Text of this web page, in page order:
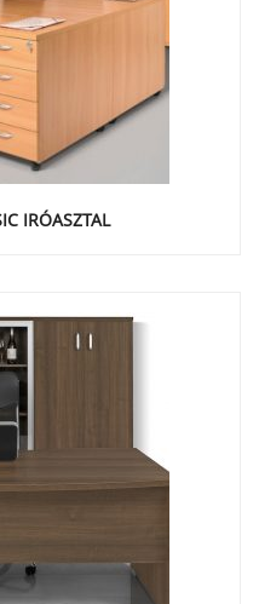
IRÓASZTAL